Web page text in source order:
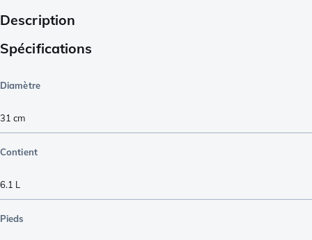
Description
Spécifications
Diamètre
31 cm
Contient
6.1 L
Pieds